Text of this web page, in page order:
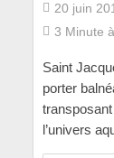
20 juin
3 Minute
Saint
porter
l’univers